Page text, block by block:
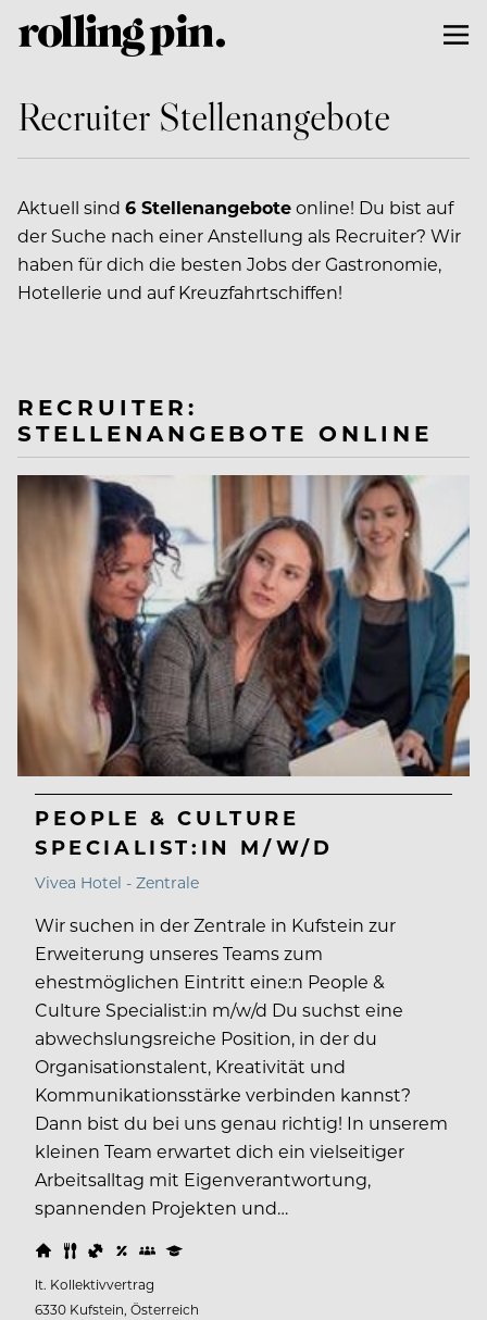
Recruiter Stellenangebote
Aktuell sind 6 Stellenangeboteonline! Du bist auf
der Suche nach einer Anstellung als Recruiter? Wir
haben für dich die besten Jobs der Gastronomie,
Hotellerie und auf Kreuzfahrtschiffen!
RECRUITER:
STELLENANGEBOTE ONLINE
PEOPLE & CULTURE
SPECIALIST:IN M/W/D
Vivea Hotel - Zentrale
Wir suchen in der Zentrale in Kufstein zur
Erweiterung unseres Teams zum
ehestmöglichen Eintritt eine:n People &
Culture Specialist:in m/w/d Du suchst eine
abwechslungsreiche Position, in der du
Organisationstalent, Kreativität und
Kommunikationsstärke verbinden kannst?
Dann bist du bei uns genau richtig! In unserem
kleinen Team erwartet dich ein vielseitiger
Arbeitsalltag mit Eigenverantwortung,
spannenden Projekten und…
lt. Kollektivvertrag
6330 Kufstein, Österreich